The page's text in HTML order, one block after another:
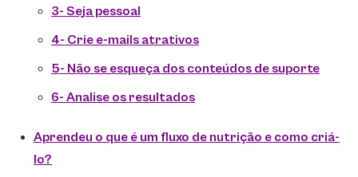
3- Seja pessoal
4- Crie e-mails atrativos
5- Não se esqueça dos conteúdos de suporte
6- Analise os resultados
Aprendeu o que é um fluxo de nutrição e como criá-
lo?